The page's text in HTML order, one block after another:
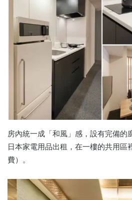
房內統一成「和風」感，設有完備的
日本家電用品出租，在一樓的共用區
費）。